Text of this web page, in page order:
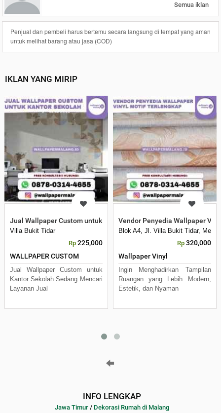
Semua iklan
Penjual dan pembeli harus bertemu secara langsung di tempat yang aman
untuk melihat barang atau jasa (COD)
IKLAN YANG MIRIP
Jual Wallpaper Custom untuk Kantor Sekolah
Villa Bukit Tidar
Rp 225,000
WALLPAPER CUSTOM
Jual Wallpaper Custom untuk
Kantor Sekolah Sedang Mencari
Layanan Jual
Vendor Penyedia Wallpaper
Blok A4, Jl. Villa Bukit Tidar,
Rp 320,000
Wallpaper Vinyl
Ingin Menghadirkan Tampilan
Ruangan yang Lebih Modern,
Estetik, dan Nyaman
INFO LENGKAP
Jawa Timur / Dekorasi Rumah di Malang